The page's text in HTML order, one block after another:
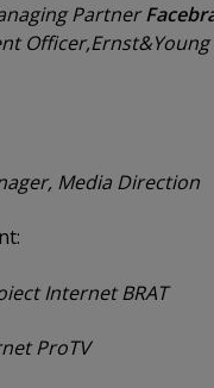
Partner
Officer,Ernst&Young
Media Direction
Internet BRAT
ProTV